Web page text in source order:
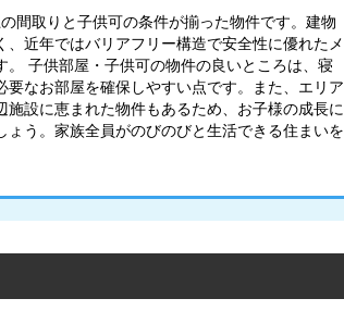
間取りと子供可の条件が揃った物件です。建物
近年ではバリアフリー構造で安全性に優れたメ
子供部屋・子供可の物件の良いところは、寝
なお部屋を確保しやすい点です。また、エリア
設に恵まれた物件もあるため、お子様の成長に
う。家族全員がのびのびと生活できる住まいを